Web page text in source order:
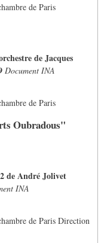
de Paris
de Jacques
Document INA
de Paris
Oubradous"
de André Jolivet
INA
de Paris Direction